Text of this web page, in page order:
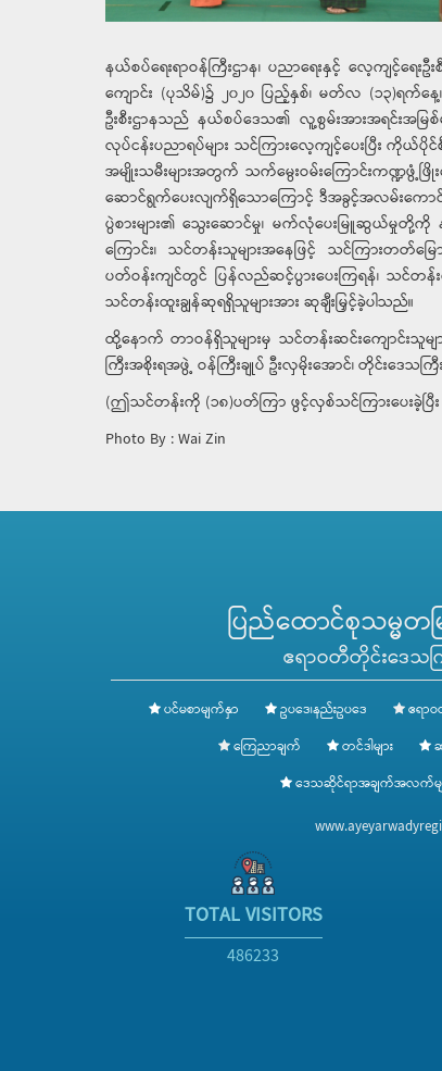
နယ်စပ်ရေးရာဝန်ကြီးဌာန၊ ပညာရေးနှင့် လေ့ကျင့်
ကျောင်း (ပုသိမ်)၌ ၂၀၂၀ ပြည့်နှစ်၊ မတ်လ (၁၃)ရက်နေ့
ဦးစီးဌာနသည် နယ်စပ်ဒေသ၏ လူ့စွမ်းအားအရင်းအမြစ်
လုပ်ငန်းပညာရပ်များ သင်ကြားလေ့ကျင့်ပေးပြီး ကို
အမျိုးသမီးများအတွက် သက်မွေးဝမ်းကြောင်းကဏ္ဍဖွံ့ဖြို
ဆောင်ရွက်ပေးလျက်ရှိသောကြောင့် ဒီအခွင့်အလမ်းကော
ပွဲစားများ၏ သွေးဆောင်မှု၊ မက်လုံပေးမြူဆွယ်မှုတို့ကို
ကြောင်း၊ သင်တန်းသူများအနေဖြင့် သင်ကြားတ
ပတ်ဝန်းကျင်တွင် ပြန်လည်ဆင့်ပွားပေးကြရန်၊ သင်တန်
သင်တန်းထူးချွန်ဆုရရှိသူများအား ဆုချီးမြှင့်ခဲ့ပါသည်။
ထို့နောက် တာဝန်ရှိသူများမှ သင်တန်းဆင်းကျောင်းသူမျ
ကြီးအစိုးရအဖွဲ့ ဝန်ကြီးချုပ် ဦးလှမိုးအောင်၊ တိုင်းဒေသ
(ဤသင်တန်းကို (၁၈)ပတ်ကြာ ဖွင့်လှစ်သင်ကြားပေးခဲ့ပ
Photo By : Wai Zin
ပြည်ထောင်စုသမ္မတ
ဧရာဝတီတိုင်းဒေသ
ပင်မစာမျက်နှာ ဥပဒေ၊နည်းဥပဒေ ဧရာ
ကြေညာချက်
တင်ဒါများ
ဒေသဆိုင်ရာအချက်အလက်မျ
TOTAL VISITORS
486233